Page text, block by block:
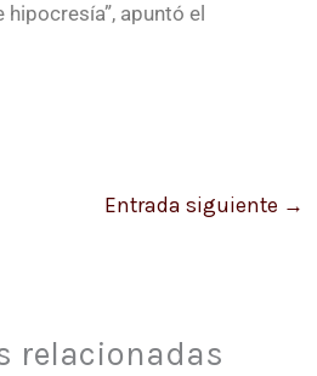
apuntó el
Entrada siguiente →
relacionadas